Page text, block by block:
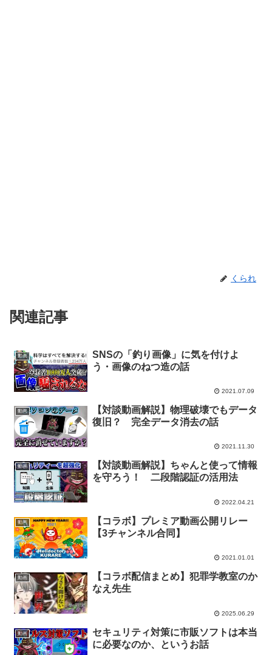
くられ
関連記事
動画
SNSの「釣り画像」に気を付けよ
う・画像のねつ造の話
2021.07.09
動画
【対談動画解説】物理破壊でもデータ
復旧？ 完全データ消去の話
2021.11.30
動画
【対談動画解説】ちゃんと使って情報
を守ろう！ 二段階認証の活用法
2022.04.21
動画
【コラボ】プレミア動画公開リレー
【3チャンネル合同】
2021.01.01
動画
【コラボ配信まとめ】犯罪学教室のか
なえ先生
2025.06.29
動画
セキュリティ対策に市販ソフトは本当
に必要なのか、というお話